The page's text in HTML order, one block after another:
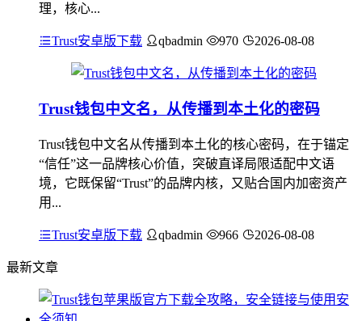
理，核心...
Trust安卓版下载 qbadmin 970 2026-08-08
Trust钱包中文名，从传播到本土化的密码
Trust钱包中文名从传播到本土化的核心密码，在于锚定
“信任”这一品牌核心价值，突破直译局限适配中文语
境，它既保留“Trust”的品牌内核，又贴合国内加密资产
用...
Trust安卓版下载 qbadmin 966 2026-08-08
最新文章